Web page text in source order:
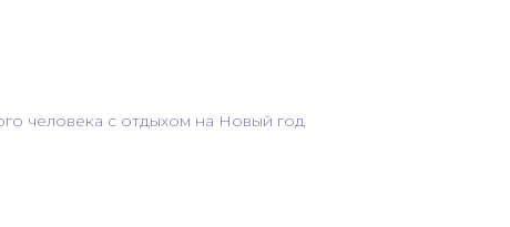
человека с отдыхом на Новый год